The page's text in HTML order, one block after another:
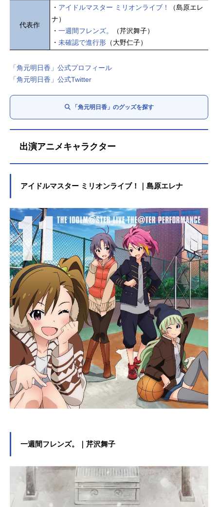
代表作
・ アイドルマスター ミリオンライブ！
（島原エレ
ナ）
・ 一週間フレンズ。
（芹沢舞子）
・ 未確認で進行形 （大野仁子）
「角元明日香」公式プロフィール
「角元明日香」公式Twitter
「角元明日香」のグッズを探す
出演アニメキャラクター
アイドルマスター ミリオンライブ！｜島原エレナ
一週間フレンズ。｜芹沢舞子